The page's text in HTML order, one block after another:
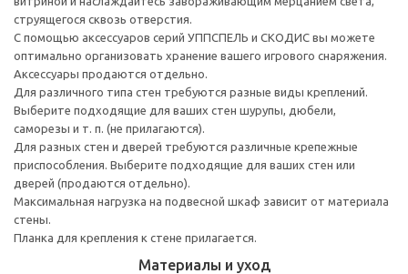
струящегося сквозь отверстия.
С помощью аксессуаров серий УППСПЕЛЬ и СКОДИС вы можете
оптимально организовать хранение вашего игрового снаряжения.
Аксессуары продаются отдельно.
Для различного типа стен требуются разные виды креплений.
Выберите подходящие для ваших стен шурупы, дюбели,
саморезы и т. п. (не прилагаются).
Для разных стен и дверей требуются различные крепежные
приспособления. Выберите подходящие для ваших стен или
дверей (продаются отдельно).
Максимальная нагрузка на подвесной шкаф зависит от материала
стены.
Планка для крепления к стене прилагается.
Материалы и уход